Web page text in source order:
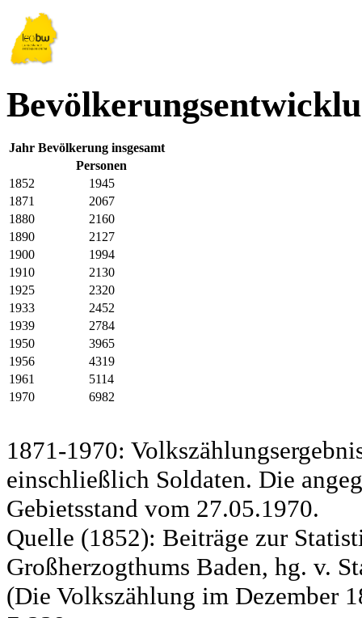
Jahr Bevölkerung insgesamt
Personen
1852
1945
1871
2067
1880
2160
1890
2127
1900
1994
1910
2130
1925
2320
1933
2452
1939
2784
1950
3965
1956
4319
1961
5114
1970
6982
1871-1970:
einschließlich Soldaten. Die
Gebietsstand vom 27.05.1970.
Quelle (1852): Beiträge zur
Großherzogthums Baden, hg. v.
(Die Volkszählung im Dezember